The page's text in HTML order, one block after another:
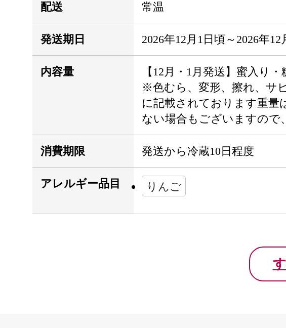
配送 常温
発送期日 2026年12月1日頃～2026年
内容量
【12月・1月発送】蜜入り
※色むら、変形、擦れ、サ
に記載されております重量
ない場合もございますので
消費期限 発送から冷蔵10日程度
アレルギー品目 りんご